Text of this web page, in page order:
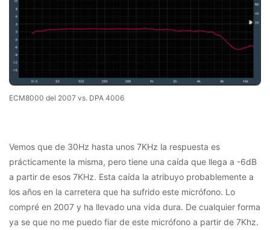
ECM8000 del 2007 vs. DPA 4006
Vemos que de 30Hz hasta unos 7KHz la respuesta es
prácticamente la misma, pero tiene una caída que llega a -6dB
a partir de esos 7KHz. Esta caída la atribuyo probablemente a
los años en la carretera que ha sufrido este micrófono. Lo
compré en 2007 y ha llevado una vida dura. De cualquier forma
ya se que no me puedo fiar de este micrófono a partir de 7Khz.